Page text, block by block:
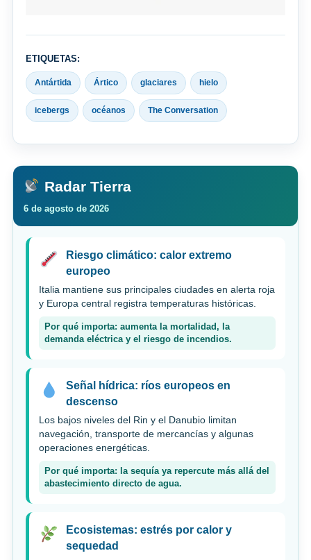
ETIQUETAS:
Antártida Ártico glaciares hielo
icebergs océanos The Conversation
Radar Tierra
6 de agosto de 2026
Riesgo climático: calor extremo
europeo
Italia mantiene sus principales ciudades en alerta roja
y Europa central registra temperaturas históricas.
Por qué importa: aumenta la mortalidad, la
demanda eléctrica y el riesgo de incendios.
Señal hídrica: ríos europeos en
descenso
Los bajos niveles del Rin y el Danubio limitan
navegación, transporte de mercancías y algunas
operaciones energéticas.
Por qué importa: la sequía ya repercute más allá del
abastecimiento directo de agua.
Ecosistemas: estrés por calor y
sequedad